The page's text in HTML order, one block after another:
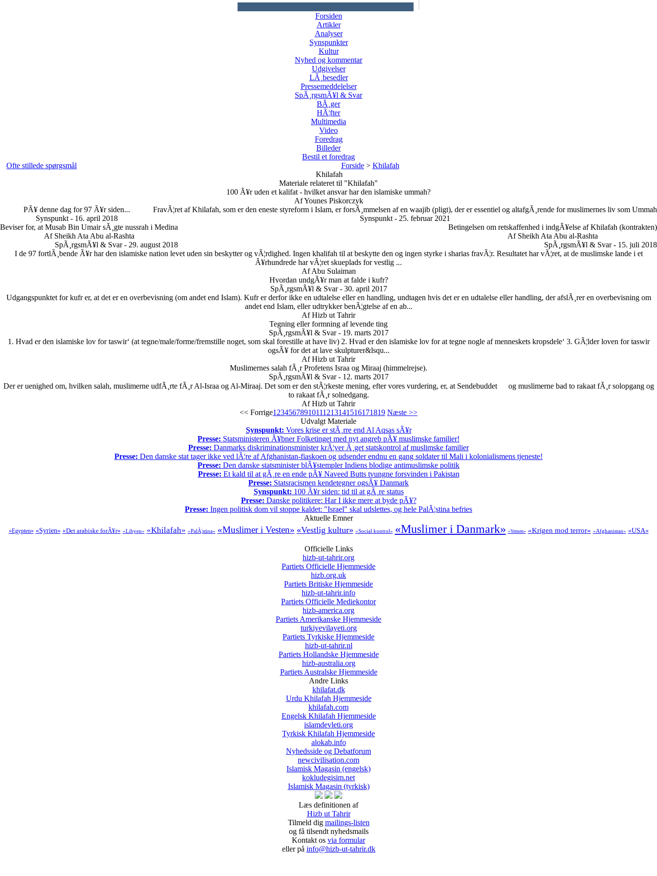
Forsiden
Artikler
Analyser
Synspunkter
Kultur
Nyhed og kommentar
Udgivelser
LÃ¸besedler
Pressemeddelelser
SpÃ¸rgsmÃ¥l & Svar
BÃ¸ger
HÃ¦fter
Multimedia
Video
Foredrag
Billeder
Bestil et foredrag
Ofte stillede spørgsmål
Forside> Khilafah
Khilafah
Materiale relateret til "Khilafah"
100 Ã¥r uden et kalifat - hvilket ansvar har den islamiske ummah?
Af Younes Piskorczyk
FravÃ¦ret af Khilafah, som er den eneste styreform i Islam, er forsÃ¸mmelsen af en waajib (pligt), der er essentiel og altafgÃ¸rende for muslimernes liv som Ummah
Synspunkt - 25. februar 2021
Beviser for, at Musab Bin Umair sÃ¸gte nussrah i Medina
Af Sheikh Ata Abu al-Rashta
SpÃ¸rgsmÃ¥l & Svar - 29. august 2018
Betingelsen om retskaffenhed i indgÃ¥else af Khilafah (kontrakten)
Af Sheikh Ata Abu al-Rashta
SpÃ¸rgsmÃ¥l & Svar - 15. juli 2018
PÃ¥ denne dag for 97 Ã¥r siden...
Synspunkt - 16. april 2018
I de 97 fortlÃ¸bende Ã¥r har den islamiske nation levet uden sin beskytter og vÃ¦rdighed. Ingen khalifah til at beskytte den og ingen styrke i sharias fravÃ¦r. Resultatet har vÃ¦ret, at de muslimske lande i et
Ã¥rhundrede har vÃ¦ret skueplads for vestlig ...
Af Abu Sulaiman
Hvordan undgÃ¥r man at falde i kufr?
SpÃ¸rgsmÃ¥l & Svar - 30. april 2017
Udgangspunktet for kufr er, at det er en overbevisning (om andet end Islam). Kufr er derfor ikke en udtalelse eller en handling, undtagen hvis det er en udtalelse eller handling, der afslÃ¸rer en overbevisning om
andet end Islam, eller udtrykker benÃ¦gtelse af en ab...
Af Hizb ut Tahrir
Tegning eller formning af levende ting
SpÃ¸rgsmÃ¥l & Svar - 19. marts 2017
1. Hvad er den islamiske lov for taswir‘ (at tegne/male/forme/fremstille noget, som skal forestille at have liv) 2. Hvad er den islamiske lov for at tegne nogle af menneskets kropsdele‘ 3. GÃ¦lder loven for taswir
ogsÃ¥ for det at lave skulpturer&lsqu...
Af Hizb ut Tahrir
Muslimernes salah fÃ¸r Profetens Israa og Miraaj (himmelrejse).
SpÃ¸rgsmÃ¥l & Svar - 12. marts 2017
Der er uenighed om, hvilken salah, muslimerne udfÃ¸rte fÃ¸r Al-Israa og Al-Miraaj. Det som er den stÃ¦rkeste mening, efter vores vurdering, er, at Sendebuddet
og muslimerne bad to rakaat fÃ¸r solopgang og
to rakaat fÃ¸r solnedgang.
Af Hizb ut Tahrir
<< Forrige1 2345678910111213141516171819 Næste >>
Udvalgt Materiale
Synspunkt: Vores krise er stÃ¸rre end Al Aqsas sÃ¥r
Presse: Statsministeren Ã¥bner Folketinget med nyt angreb pÃ¥ muslimske familier!
Presse: Danmarks diskriminationsminister krÃ¦ver Ã¸get statskontrol af muslimske familier
Presse: Den danske stat tager ikke ved lÃ¦re af Afghanistan-fiaskoen og udsender endnu en gang soldater til Mali i kolonialismens tjeneste!
Presse: Den danske statsminister blÃ¥stempler Indiens blodige antimuslimske politik
Presse: Et kald til at gÃ¸re en ende pÃ¥ Naveed Butts tvungne forsvinden i Pakistan
Presse: Statsracismen kendetegner ogsÃ¥ Danmark
Synspunkt: 100 Ã¥r siden: tid til at gÃ¸re status
Presse: Danske politikere: Har I ikke mere at byde pÃ¥?
Presse: Ingen politisk dom vil stoppe kaldet: "Israel" skal udslettes, og hele PalÃ¦stina befries
Aktuelle Emner
«Egypten» «Syrien» «Det arabiske forÃ¥r» «Libyen» «Khilafah» «PalÃ¦stina» «Muslimer i Vesten» «Vestlig kultur» «Social kontrol» «Muslimer i Danmark» «Yemen» «Krigen mod terror» «Afghanistan» «USA»
Officielle Links
hizb-ut-tahrir.org
Partiets Officielle Hjemmeside
hizb.org.uk
Partiets Britiske Hjemmeside
hizb-ut-tahrir.info
Partiets Officielle Mediekontor
hizb-america.org
Partiets Amerikanske Hjemmeside
turkiyevilayeti.org
Partiets Tyrkiske Hjemmeside
hizb-ut-tahrir.nl
Partiets Hollandske Hjemmeside
hizb-australia.org
Partiets Australske Hjemmeside
Andre Links
khilafat.dk
Urdu Khilafah Hjemmeside
khilafah.com
Engelsk Khilafah Hjemmeside
islamdevleti.org
Tyrkisk Khilafah Hjemmeside
alokab.info
Nyhedsside og Debatforum
newcivilisation.com
Islamisk Magasin (engelsk)
kokludegisim.net
Islamisk Magasin (tyrkisk)
Læs definitionen af
Hizb ut Tahrir
Tilmeld dig mailings-listen
og få tilsendt nyhedsmails
Kontakt os via formular
eller på info@hizb-ut-tahrir.dk